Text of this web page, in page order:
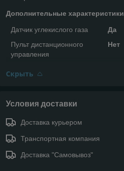
Дополнительные характеристики
Датчик углекислого газа
Да
Пульт дистанционного
управления
Нет
Скрыть
Условия доставки
Доставка курьером
Транспортная компания
Доставка "Самовывоз"